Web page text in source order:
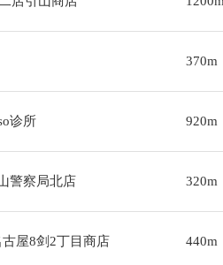
370m
诊所 920m
警察局北店 320m
古屋8剑2丁目商店 440m